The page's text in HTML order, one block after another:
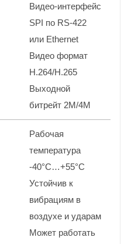
Видео-интерфейс
SPI по RS-422
или Ethernet
Видео формат
H.264/H.265
Выходной
битрейт 2М/4М
Рабочая
температура
-40°C…+55°C
Устойчив к
вибрациям в
воздухе и ударам
Может работать